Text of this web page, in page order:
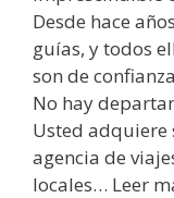
Desde hace
guías, y todos
son de
No hay
Usted adquiere
agencia de
locales… Leer